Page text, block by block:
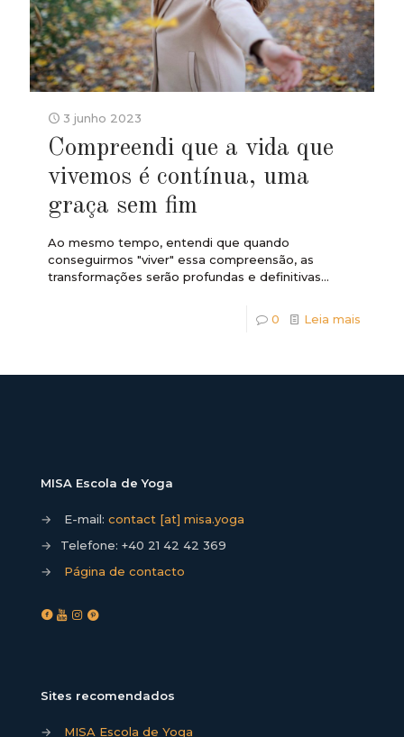
3 junho 2023
Compreendi que a vida que
vivemos é contínua, uma
graça sem fim
Ao mesmo tempo, entendi que quando
conseguirmos "viver" essa compreensão, as
transformações serão profundas e definitivas...
0 Leia mais
MISA Escola de Yoga
→ E-mail: contact [at] misa.yoga
→
Telefone: +40 21 42 42 369
→
Página de contacto
Sites recomendados
→ MISA Escola de Yoga